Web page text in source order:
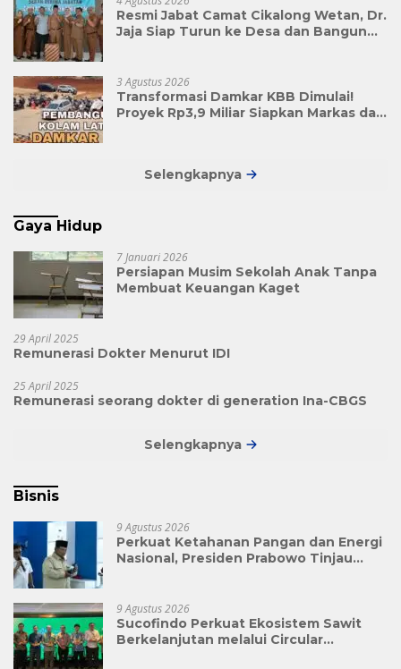
Resmi Jabat Camat Cikalong Wetan, Dr.
Jaja Siap Turun ke Desa dan Bangun
3 Agustus 2026
Transformasi Damkar KBB Dimulai!
Proyek Rp3,9 Miliar Siapkan Markas dan
Selengkapnya
Gaya Hidup
7 Januari 2026
Persiapan Musim Sekolah Anak Tanpa
Membuat Keuangan Kaget
29 April 2025
Remunerasi Dokter Menurut IDI
25 April 2025
Remunerasi seorang dokter di generation Ina-CBGS
Selengkapnya
Bisnis
9 Agustus 2026
Perkuat Ketahanan Pangan dan Energi
Nasional, Presiden Prabowo Tinjau
9 Agustus 2026
Sucofindo Perkuat Ekosistem Sawit
Berkelanjutan melalui Circular